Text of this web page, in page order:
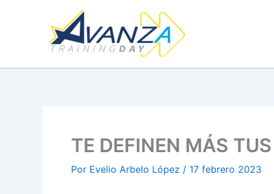
TE DEFINEN MÁS
Por Evelio Arbelo López / 17 febrero 2023